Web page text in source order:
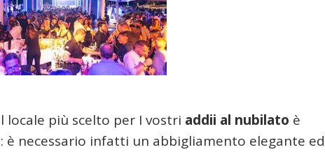
locale più scelto per I vostri addii al nubilato è
è necessario infatti un abbigliamento elegante ed